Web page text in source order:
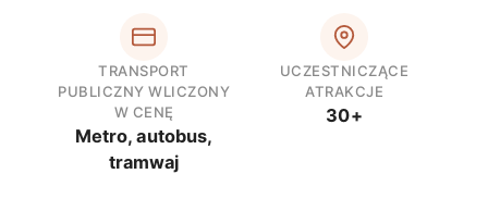
TRANSPORT
PUBLICZNY WLICZONY
W CENĘ
Metro, autobus,
tramwaj
UCZESTNICZĄCE
ATRAKCJE
30+